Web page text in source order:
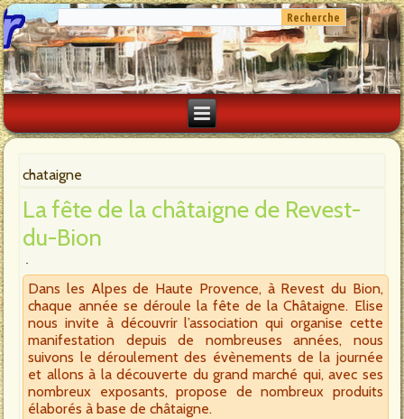
chataigne
La fête de la châtaigne de Revest-
du-Bion
Dans les Alpes de Haute Provence, à Revest du Bion,
chaque année se déroule la fête de la Châtaigne. Elise
nous invite à découvrir l’association qui organise cette
manifestation depuis de nombreuses années, nous
suivons le déroulement des évènements de la journée
et allons à la découverte du grand marché qui, avec ses
nombreux exposants, propose de nombreux produits
élaborés à base de châtaigne.